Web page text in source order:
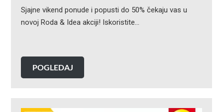
Sjajne vikend ponude i popusti do 50% čekaju vas u
novoj Roda & Idea akciji! Iskoristite…
POGLEDAJ